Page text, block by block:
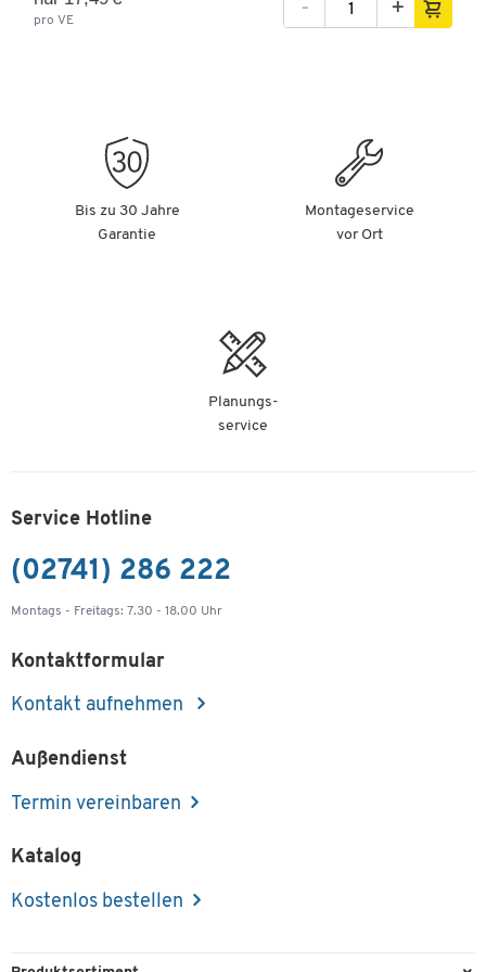
pro VE
- +
Bis zu 30 Jahre
Garantie
Montageservice
vor Ort
Planungs-
service
Service Hotline
(02741) 286 222
Montags - Freitags: 7.30 - 18.00 Uhr
Kontaktformular
Kontakt aufnehmen
Außendienst
Termin vereinbaren
Katalog
Kostenlos bestellen